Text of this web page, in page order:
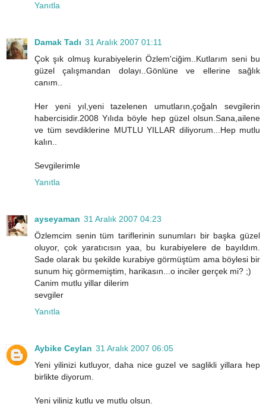
Yanıtla
Damak Tadı 31 Aralık 2007 01:11
Çok şık olmuş kurabiyelerin Özlem'ciğim..Kutlarım seni bu
güzel çalışmandan dolayı..Gönlüne ve ellerine sağlık
canım..
Her yeni yıl,yeni tazelenen umutların,çoğaln sevgilerin
habercisidir.2008 Yılıda böyle hep güzel olsun.Sana,ailene
ve tüm sevdiklerine MUTLU YILLAR diliyorum...Hep mutlu
kalın..
Sevgilerimle
Yanıtla
ayseyaman 31 Aralık 2007 04:23
Özlemcim senin tüm tariflerinin sunumları bir başka güzel
oluyor, çok yaratıcısın yaa, bu kurabiyelere de bayıldım.
Sade olarak bu şekilde kurabiye görmüştüm ama böylesi bir
sunum hiç görmemiştim, harikasın...o inciler gerçek mi? ;)
Canim mutlu yillar dilerim
sevgiler
Yanıtla
Aybike Ceylan 31 Aralık 2007 06:05
Yeni yilinizi kutluyor, daha nice guzel ve saglikli yillara hep
birlikte diyorum.
Yeni yiliniz kutlu ve mutlu olsun.